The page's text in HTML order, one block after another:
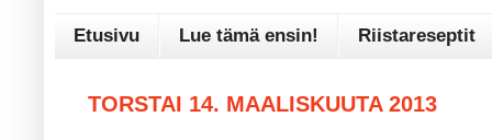
Etusivu Lue tämä ensin! Riistareseptit
TORSTAI 14. MAALISKUUTA 2013